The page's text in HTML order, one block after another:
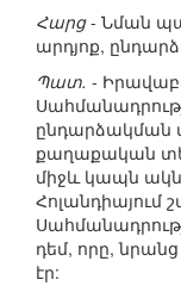
Հարց- Նման
արդյոք,
Պատ. -
ընդարձակման
քաղաքական
միջև կապն
Հոլանդիայում
դեմ, որը,
էր: